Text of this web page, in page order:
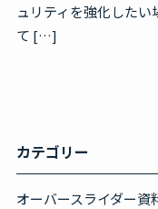
ュリティを強化した
て […]
カテゴリー
オーバースライダー資